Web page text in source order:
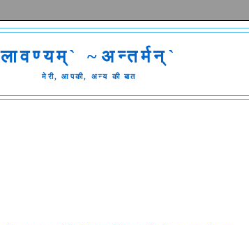
लावण्यम्` ~अन्तर्मन्`
मेरी, आपकी, अन्य की बात